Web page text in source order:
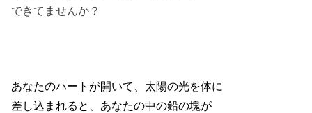
できてませんか？
あなたのハートが開いて、太陽の光を体に
差し込まれると、あなたの中の鉛の塊が